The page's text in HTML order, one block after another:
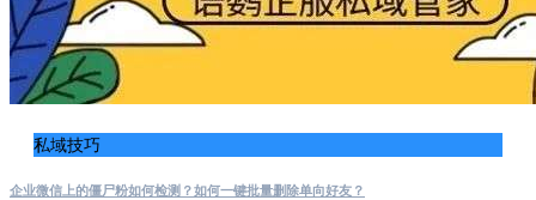
私域技巧
企业微信上的僵尸粉如何检测？如何一键批量删除单向好友？